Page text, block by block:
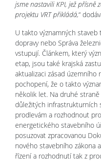
jsme nastavili KPI, jež
projektu VRT přikládá,“
U takto významných
dopravy nebo Správa
vstupují. Článkem, který
etap, jsou také krajská
aktualizaci zásad územního
pochopení, že o takto
několik let. Na druhé
důležitých infrastrukturních
prodlevám a rozhodnout
energetického stavebního
posuzovat zpracovanou
nového stavebního zákona
řízení a rozhodnutí tak z